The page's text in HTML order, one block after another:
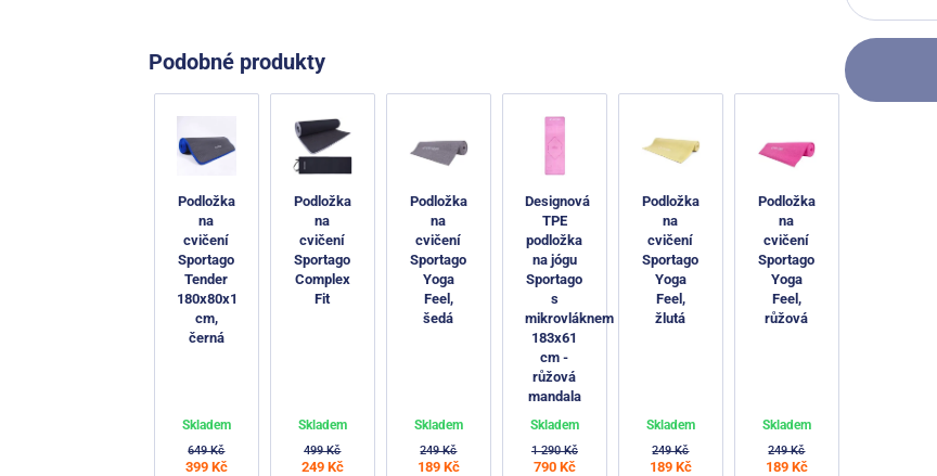
Podobné produkty
Podložka
na
cvičení
Sportago
Tender
180x80x1
cm,
černá
649 Kč
399 Kč
Skladem
Podložka
na
cvičení
Sportago
Complex
Fit
499 Kč
249 Kč
Skladem
Podložka
na
cvičení
Sportago
Yoga
Feel,
šedá
249 Kč
189 Kč
Skladem
Designová
TPE
podložka
na jógu
Sportago
s
mikrovláknem
183x61
cm -
růžová
mandala
1 290 Kč
790 Kč
Skladem
Podložka
na
cvičení
Sportago
Yoga
Feel,
žlutá
249 Kč
189 Kč
Skladem
Podložka
na
cvičení
Sportago
Yoga
Feel,
růžová
249 Kč
189 Kč
Skladem